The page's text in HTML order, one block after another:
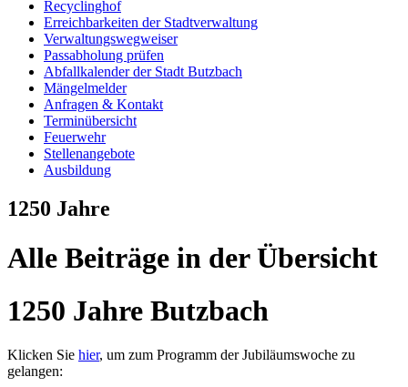
Recyclinghof
Erreichbarkeiten der Stadtverwaltung
Verwaltungswegweiser
Passabholung prüfen
Abfallkalender der Stadt Butzbach
Mängelmelder
Anfragen & Kontakt
Terminübersicht
Feuerwehr
Stellenangebote
Ausbildung
1250 Jahre
Alle Beiträge in der Übersicht
1250 Jahre Butzbach
Klicken Sie hier, um zum Programm der Jubiläumswoche zu
gelangen: